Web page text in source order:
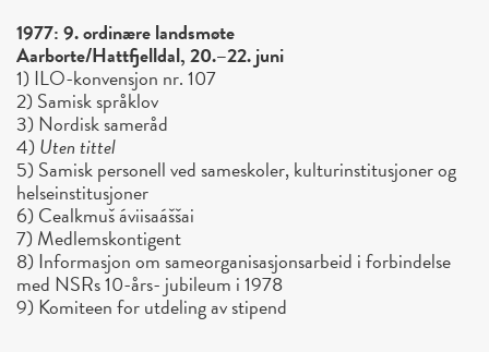
1977: 9. ordinære landsmøte
Aarborte/Hattfjelldal, 20.–22. juni
1) ILO-konvensjon nr. 107
2) Samisk språklov
3) Nordisk sameråd
4)Uten tittel
5) Samisk personell ved sameskoler, kulturinstitusjoner og
helseinstitusjoner
6) Cealkmuš áviisaáššai
7) Medlemskontigent
8) Informasjon om sameorganisasjonsarbeid i forbindelse
med NSRs 10-års- jubileum i 1978
9) Komiteen for utdeling av stipend